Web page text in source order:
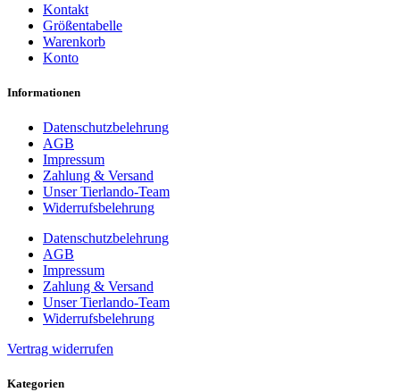
Kontakt
Größentabelle
Warenkorb
Konto
Informationen
Datenschutzbelehrung
AGB
Impressum
Zahlung & Versand
Unser Tierlando-Team
Widerrufsbelehrung
Datenschutzbelehrung
AGB
Impressum
Zahlung & Versand
Unser Tierlando-Team
Widerrufsbelehrung
Vertrag widerrufen
Kategorien